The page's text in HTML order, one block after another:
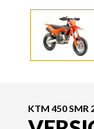
KTM 450 SMR